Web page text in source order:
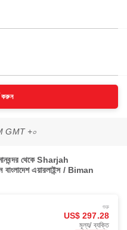
করুন
GMT +০
থেকে Sharjah
এয়ারলাইন্স / Biman
শুরু
US$ 297.28
মূল্য/ ব্যক্তি